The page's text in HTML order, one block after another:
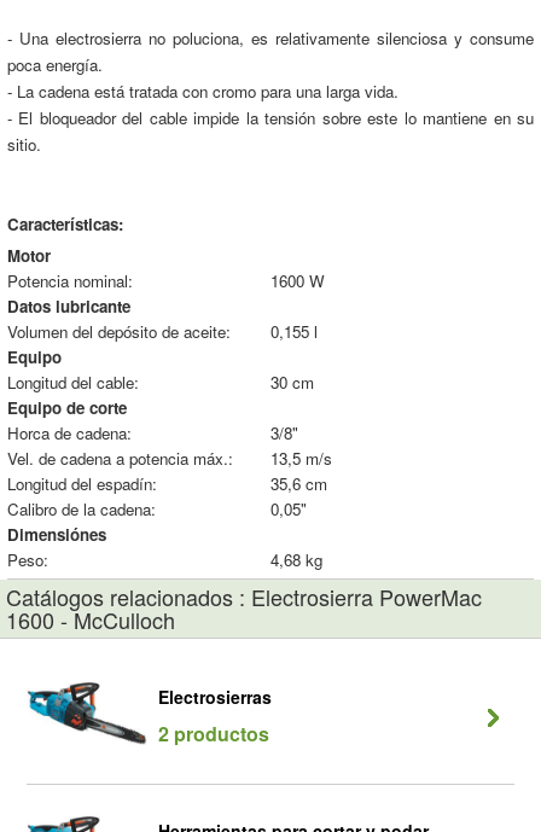
- Una electrosierra no poluciona, es relativamente silenciosa y consume
poca energía.
- La cadena está tratada con cromo para una larga vida.
- El bloqueador del cable impide la tensión sobre este lo mantiene en su
sitio.
Características:
Motor
Potencia nominal:
1600 W
Datos lubricante
Volumen del depósito de aceite:
0,155 l
Equipo
Longitud del cable:
30 cm
Equipo de corte
Horca de cadena:
3/8"
Vel. de cadena a potencia máx.:
13,5 m/s
Longitud del espadín:
35,6 cm
Calibro de la cadena:
0,05"
Dimensiónes
Peso:
4,68 kg
Catálogos relacionados : Electrosierra PowerMac
1600 - McCulloch
Electrosierras
2 productos